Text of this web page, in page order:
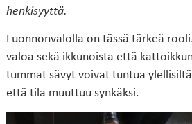
henkisyyttä.
Luonnonvalolla on tässä tärkeä
valoa sekä ikkunoista että
tummat sävyt voivat tuntua
että tila muuttuu synkäksi.